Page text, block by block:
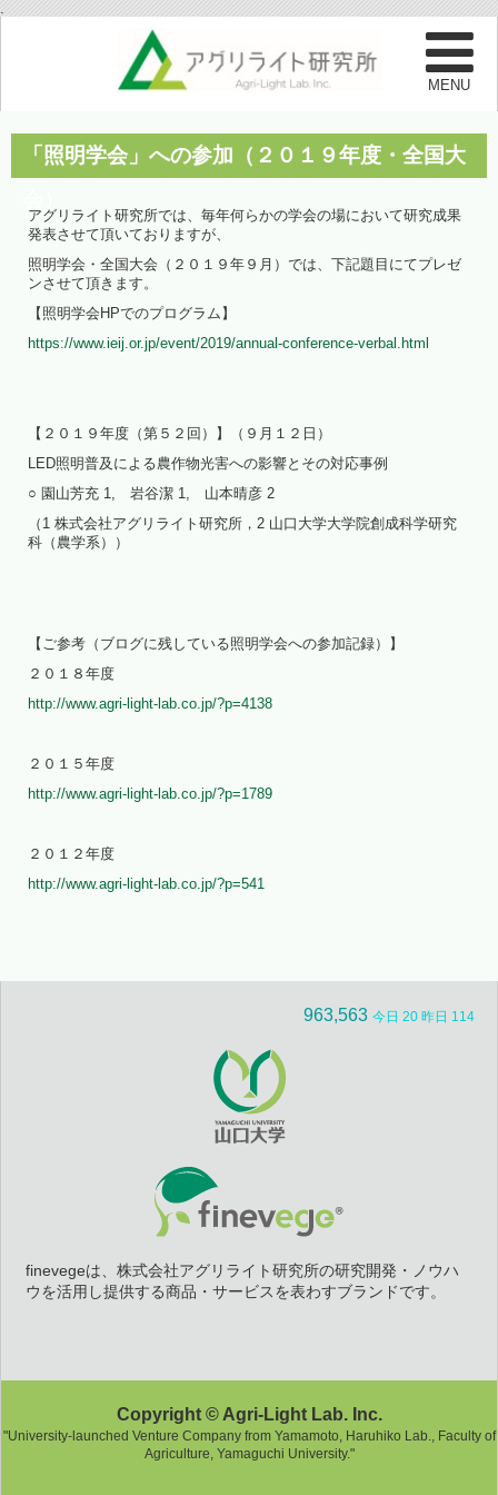
.
「照明学会」への参加（２０１９年度・全国大
アグリライト研究所では、毎年何らかの学会の場において研究成果
発表させて頂いておりますが、
照明学会・全国大会（２０１９年９月）では、下記題目にてプレゼ
ンさせて頂きます。
【照明学会HPでのプログラム】
https://www.ieij.or.jp/event/2019/annual-conference-verbal.html
【２０１９年度（第５２回）】（９月１２日）
LED照明普及による農作物光害への影響とその対応事例
○ 園山芳充 1, 岩谷潔 1, 山本晴彦 2
（1 株式会社アグリライト研究所，2 山口大学大学院創成科学研究
科（農学系））
【ご参考（ブログに残している照明学会への参加記録）】
２０１８年度
http://www.agri-light-lab.co.jp/?p=4138
２０１５年度
http://www.agri-light-lab.co.jp/?p=1789
２０１２年度
http://www.agri-light-lab.co.jp/?p=541
963,563 今日 20 昨日 114
finevegeは、株式会社アグリライト研究所の研究開発・ノウハ
ウを活用し提供する商品・サービスを表わすブランドです。
Copyright © Agri-Light Lab. Inc.
"University-launched Venture Company from Yamamoto, Haruhiko Lab., Faculty of
Agriculture, Yamaguchi University."